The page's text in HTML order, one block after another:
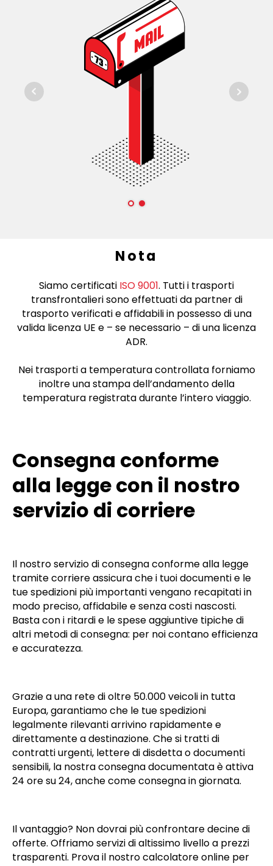
Nota
Siamo certificati ISO 9001. Tutti i trasporti
transfrontalieri sono effettuati da partner di
trasporto verificati e affidabili in possesso di una
valida licenza UE e – se necessario – di una licenza
ADR.
Nei trasporti a temperatura controllata forniamo
inoltre una stampa dell’andamento della
temperatura registrata durante l’intero viaggio.
Consegna conforme
alla legge con il nostro
servizio di corriere
Il nostro servizio di consegna conforme alla legge
tramite corriere assicura che i tuoi documenti e le
tue spedizioni più importanti vengano recapitati in
modo preciso, affidabile e senza costi nascosti.
Basta con i ritardi e le spese aggiuntive tipiche di
altri metodi di consegna: per noi contano efficienza
e accuratezza.
Grazie a una rete di oltre 50.000 veicoli in tutta
Europa, garantiamo che le tue spedizioni
legalmente rilevanti arrivino rapidamente e
direttamente a destinazione. Che si tratti di
contratti urgenti, lettere di disdetta o documenti
sensibili, la nostra consegna documentata è attiva
24 ore su 24, anche come consegna in giornata.
Il vantaggio? Non dovrai più confrontare decine di
offerte. Offriamo servizi di altissimo livello a prezzi
trasparenti. Prova il nostro calcolatore online per